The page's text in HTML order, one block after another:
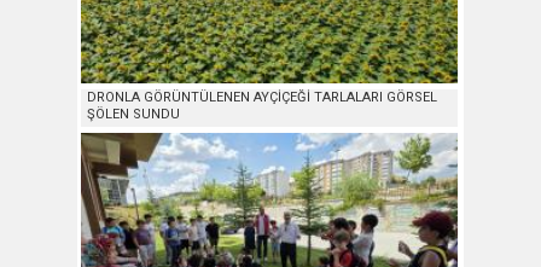
DRONLA GÖRÜNTÜLENEN AYÇİÇEĞİ TARLALARI GÖRSEL
ŞÖLEN SUNDU